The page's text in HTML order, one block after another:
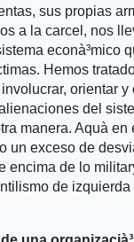
sus propias
a la carcel, nos
econà³mico
Hemos
orientar
del
manera. Aquà­ en
un exceso de
encima de lo
de